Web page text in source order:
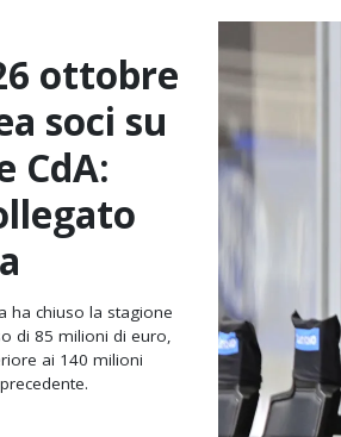
ottobre
soci su
CdA:
ha chiuso la stagione
di 85 milioni di euro,
ai 140 milioni